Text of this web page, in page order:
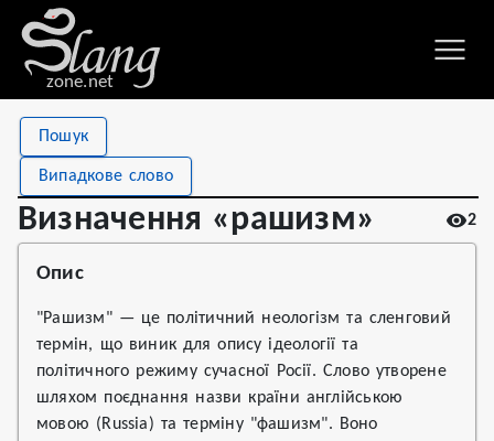
zone.net
Пошук
Випадкове слово
Визначення «рашизм» 2
Визначення «рашизм»
Stat
Views
Definitions 1
Опис
"Рашизм" — це політичний неологізм та сленговий
термін, що виник для опису ідеології та
політичного режиму сучасної Росії. Слово утворене
шляхом поєднання назви країни англійською
мовою (Russia) та терміну "фашизм". Воно